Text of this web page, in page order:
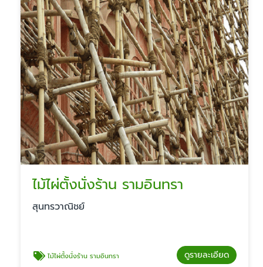
ไม้ไผ่ตั้งนั่งร้าน รามอินทรา
สุนทรวาณิชย์
ไม้ไผ่ตั้งนั่งร้าน รามอินทรา ดูรายละเอียด